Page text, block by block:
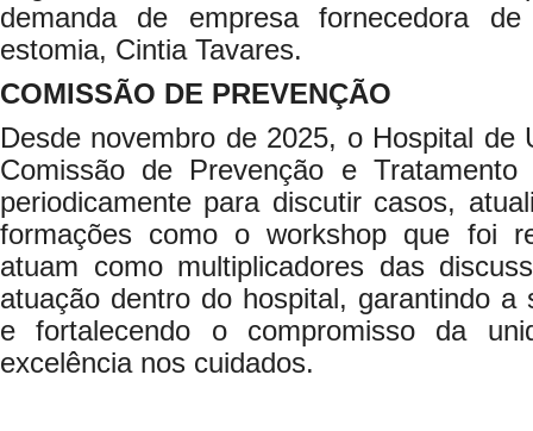
demanda de empresa fornecedora
estomia, Cintia Tavares.
COMISSÃO DE PREVENÇÃO
Desde novembro de 2025, o Hospital de
Comissão de Prevenção e
periodicamente para discutir casos,
formações como o workshop que foi
atuam como multiplicadores das
atuação dentro do hospital, garantindo a
e fortalecendo o compromisso da
excelência nos cuidados.